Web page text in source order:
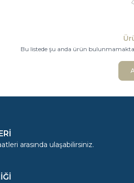
Bu listede şu anda ürün
arasında ulaşabilirsiniz.